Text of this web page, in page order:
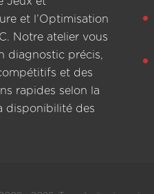
et l’Optimisation
Notre atelier vous
diagnostic précis,
et des
rapides selon la
disponibilité des